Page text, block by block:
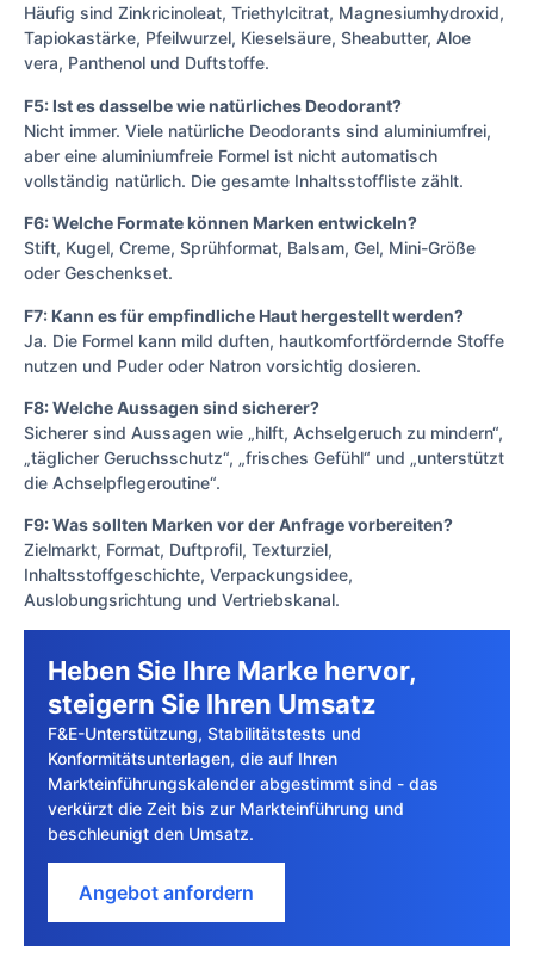
Häufig sind Zinkricinoleat, Triethylcitrat, Magnesiumhydroxid,
Tapiokastärke, Pfeilwurzel, Kieselsäure, Sheabutter, Aloe
vera, Panthenol und Duftstoffe.
F5: Ist es dasselbe wie natürliches Deodorant?
Nicht immer. Viele natürliche Deodorants sind aluminiumfrei,
aber eine aluminiumfreie Formel ist nicht automatisch
vollständig natürlich. Die gesamte Inhaltsstoffliste zählt.
F6: Welche Formate können Marken entwickeln?
Stift, Kugel, Creme, Sprühformat, Balsam, Gel, Mini-Größe
oder Geschenkset.
F7: Kann es für empfindliche Haut hergestellt werden?
Ja. Die Formel kann mild duften, hautkomfortfördernde Stoffe
nutzen und Puder oder Natron vorsichtig dosieren.
F8: Welche Aussagen sind sicherer?
Sicherer sind Aussagen wie „hilft, Achselgeruch zu mindern“,
„täglicher Geruchsschutz“, „frisches Gefühl“ und „unterstützt
die Achselpflegeroutine“.
F9: Was sollten Marken vor der Anfrage vorbereiten?
Zielmarkt, Format, Duftprofil, Texturziel,
Inhaltsstoffgeschichte, Verpackungsidee,
Auslobungsrichtung und Vertriebskanal.
Heben Sie Ihre Marke hervor,
steigern Sie Ihren Umsatz
F&E-Unterstützung, Stabilitätstests und
Konformitätsunterlagen, die auf Ihren
Markteinführungskalender abgestimmt sind - das
verkürzt die Zeit bis zur Markteinführung und
beschleunigt den Umsatz.
Angebot anfordern